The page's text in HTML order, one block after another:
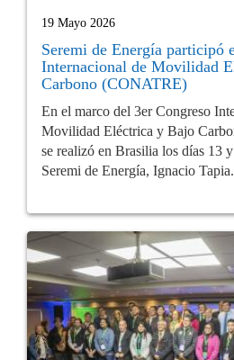
19 Mayo 2026
Seremi de Energía participó
Internacional de Movilidad
Carbono (CONATRE)
En el marco del 3er Congreso
Movilidad Eléctrica y Bajo
se realizó en Brasilia los días 13
Seremi de Energía, Ignacio